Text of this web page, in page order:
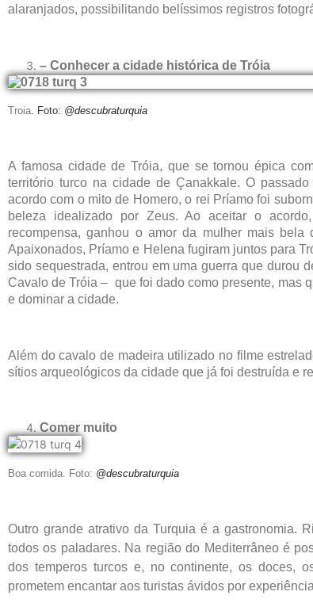
alaranjados, possibilitando belíssimos registros
– Conhecer a cidade histórica de Tróia
Troia . Foto: @descubraturquia
A famosa cidade de Tróia, que se tornou épica
território turco na cidade de Çanakkale. O
acordo com o mito de Homero, o rei Príamo foi
beleza idealizado por Zeus. Ao aceitar o
recompensa, ganhou o amor da mulher mais
Apaixonados, Príamo e Helena fugiram juntos para
sido sequestrada, entrou em uma guerra que durou
Cavalo de Tróia – que foi dado como presente, mas
e dominar a cidade.
Além do cavalo de madeira utilizado no filme
sítios arqueológicos da cidade que já foi destruída e
Comer muito
Boa comida. Foto: @descubraturquia
Outro grande atrativo da Turquia é a gastronomia.
todos os paladares. Na região do Mediterrâneo é
dos temperos turcos e, no continente, os doces,
prometem encantar aos turistas ávidos por